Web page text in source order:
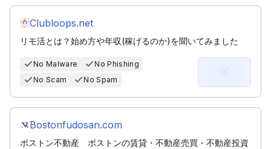
Clubloops.net
リモ活とは？始め方や年収(稼げるのか)を聞いてみました
No Malware
No Phishing
No Scam
No Spam
Bostonfudosan.com
ボストン不動産 ボストンの賃貸・不動産売買・不動産投資